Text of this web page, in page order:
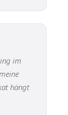
im
hängt